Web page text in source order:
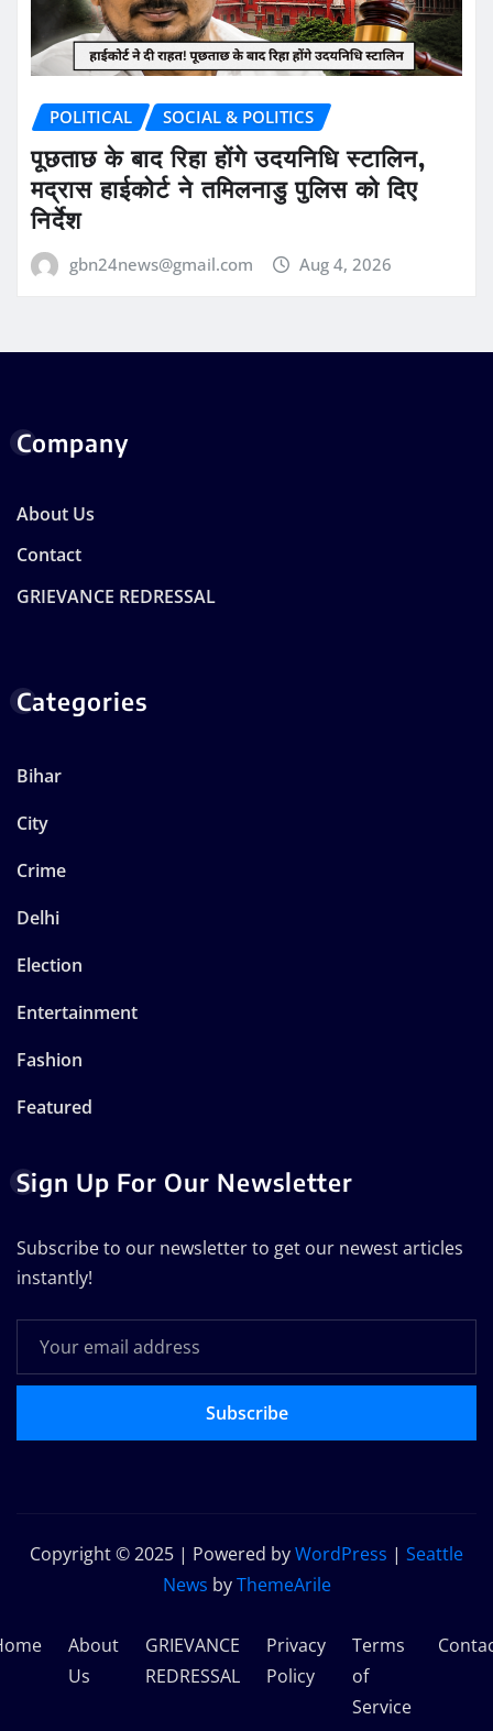
POLITICAL SOCIAL & POLITICS
पूछताछ के बाद रिहा होंगे उदयनिधि स्टालिन,
मद्रास हाईकोर्ट ने तमिलनाडु पुलिस को दिए
निर्देश
gbn24news@gmail.com Aug 4, 2026
Company
About Us
Contact
GRIEVANCE REDRESSAL
Categories
Bihar
City
Crime
Delhi
Election
Entertainment
Fashion
Featured
Sign Up For Our Newsletter
Subscribe to our newsletter to get our newest articles
instantly!
Subscribe
Copyright © 2025 | Powered byWordPress | Seattle
News byThemeArile
About
Us
GRIEVANCE
REDRESSAL
Privacy
Policy
Terms
of
Service